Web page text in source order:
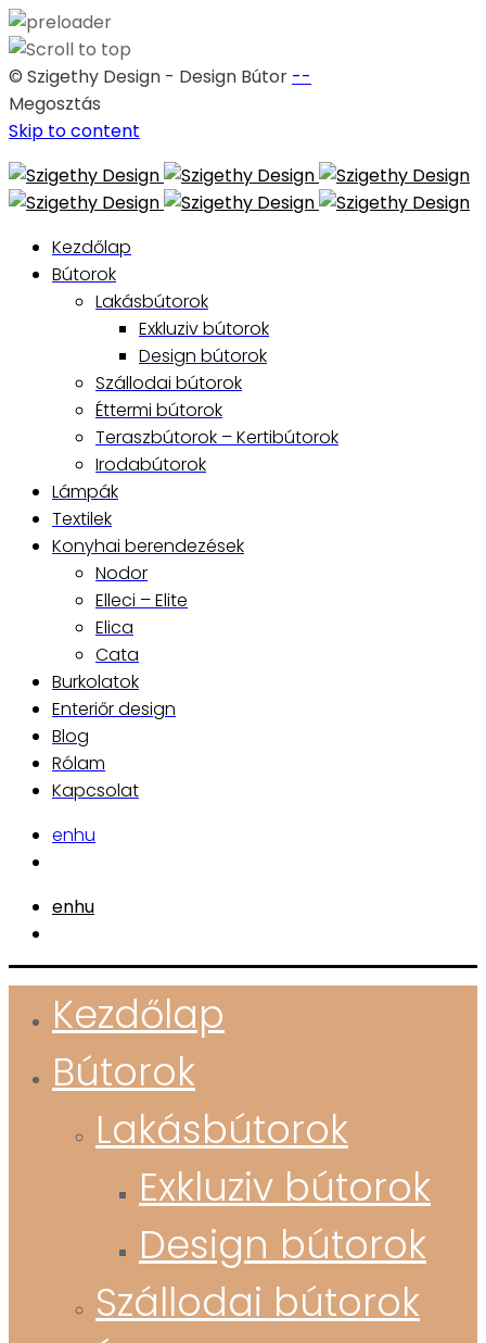
© Szigethy Design - Design Bútor --
Megosztás
Skip to content
Kezdőlap
Bútorok
Lakásbútorok
Exkluziv bútorok
Design bútorok
Szállodai bútorok
Éttermi bútorok
Teraszbútorok – Kertibútorok
Irodabútorok
Lámpák
Textilek
Konyhai berendezések
Nodor
Elleci – Elite
Elica
Cata
Burkolatok
Enteriőr design
Blog
Rólam
Kapcsolat
enhu
enhu
Kezdőlap
Bútorok
Lakásbútorok
Exkluziv bútorok
Design bútorok
Szállodai bútorok